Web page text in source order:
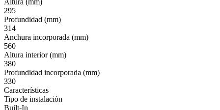
295
Profundidad (mm)
314
Anchura incorporada (mm)
560
Altura interior (mm)
380
Profundidad incorporada (mm)
330
Características
Tipo de instalación
Built-In